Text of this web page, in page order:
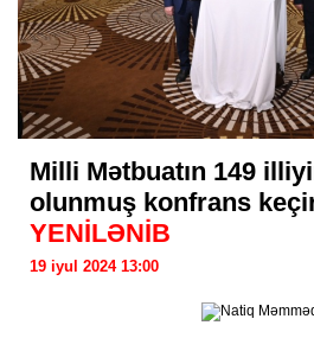
Milli Mətbuatın 149
olunmuş konfrans
YENİLƏNİB
19 iyul 2024 13:00